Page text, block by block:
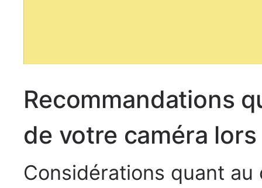
Recommandations
de votre caméra
Considérations quant au